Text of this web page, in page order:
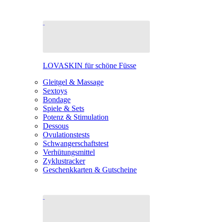
LOVASKIN für schöne Füsse
Gleitgel & Massage
Sextoys
Bondage
Spiele & Sets
Potenz & Stimulation
Dessous
Ovulationstests
Schwangerschaftstest
Verhütungsmittel
Zyklustracker
Geschenkkarten & Gutscheine